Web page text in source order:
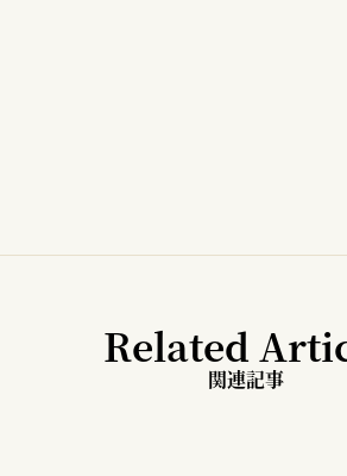
Related
関連記事